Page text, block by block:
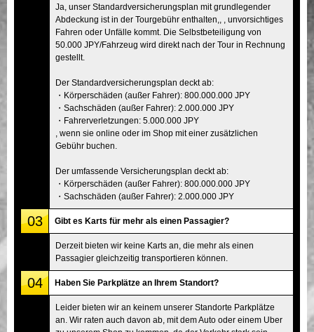
Ja, unser Standardversicherungsplan mit grundlegender
Abdeckung ist in der Tourgebühr enthalten,, , unvorsichtiges
Fahren oder Unfälle kommt. Die Selbstbeteiligung von
50.000 JPY/Fahrzeug wird direkt nach der Tour in Rechnung
gestellt.
Der Standardversicherungsplan deckt ab:
・Körperschäden (außer Fahrer): 800.000.000 JPY
・Sachschäden (außer Fahrer): 2.000.000 JPY
・Fahrerverletzungen: 5.000.000 JPY
, wenn sie online oder im Shop mit einer zusätzlichen
Gebühr buchen.
Der umfassende Versicherungsplan deckt ab:
・Körperschäden (außer Fahrer): 800.000.000 JPY
・Sachschäden (außer Fahrer): 2.000.000 JPY
03 Gibt es Karts für mehr als einen Passagier?
Derzeit bieten wir keine Karts an, die mehr als einen
Passagier gleichzeitig transportieren können.
04 Haben Sie Parkplätze an Ihrem Standort?
Leider bieten wir an keinem unserer Standorte Parkplätze
an. Wir raten auch davon ab, mit dem Auto oder einem Uber